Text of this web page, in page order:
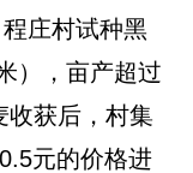
庄村试种黑
），亩产超过
收获后，村集
元的价格进